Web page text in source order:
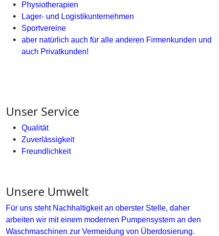
Physiotherapien
Lager- und Logistikunternehmen
Sportvereine
aber natürlich auch für alle anderen Firmenkunden und
auch Privatkunden!
Unser Service
Qualität
Zuverlässigkeit
Freundlichkeit
Unsere Umwelt
Für uns steht Nachhaltigkeit an oberster Stelle, daher
arbeiten wir mit einem modernen Pumpensystem an den
Waschmaschinen zur Vermeidung von Überdosierung.